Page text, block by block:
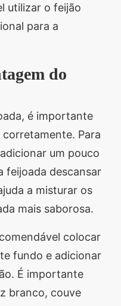
utilizar o feijão
para a
do
é importante
Para
um pouco
feijoada descansar
a misturar os
mais saborosa.
colocar
fundo e adicionar
É importante
branco, couve